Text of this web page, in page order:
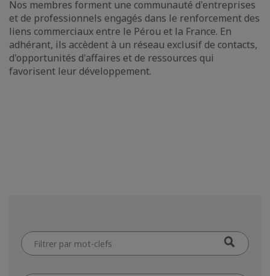
Nos membres forment une communauté d'entreprises
et de professionnels engagés dans le renforcement des
liens commerciaux entre le Pérou et la France. En
adhérant, ils accèdent à un réseau exclusif de contacts,
d'opportunités d'affaires et de ressources qui
favorisent leur développement.
Filtrer
par
mot-